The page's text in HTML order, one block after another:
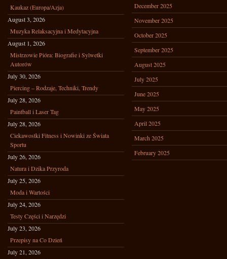
Kaukaz (Europa/Azja)
August 3, 2026
Muzyka Relaksacyjna i Medytacyjna
August 1, 2026
Mistrzowie Pióra: Biografie i Sylwetki
Autorów
July 30, 2026
Piercing – Rodzaje, Techniki, Trendy
July 28, 2026
Paintball i Laser Tag
July 28, 2026
Ciekawostki Fitness i Nowinki ze Świata
Sportu
July 26, 2026
Natura i Dzika Przyroda
July 25, 2026
Moda i Wartości
July 24, 2026
Testy Części i Narzędzi
July 23, 2026
Przepisy na Co Dzień
July 21, 2026
December 2025
November 2025
October 2025
September 2025
August 2025
July 2025
June 2025
May 2025
April 2025
March 2025
February 2025